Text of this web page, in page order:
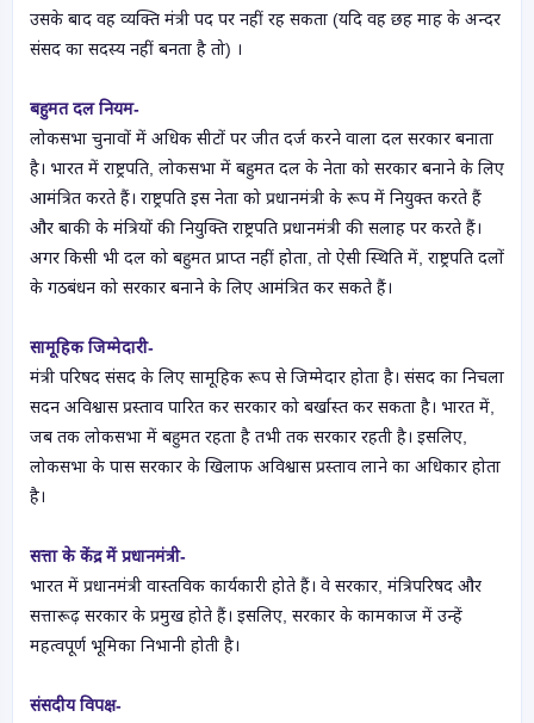
उसके बाद वह व्यक्ति मंत्री पद पर नहीं रह सकता (यदि वह छह माह के अन्दर
संसद का सदस्य नहीं बनता है तो) ।
बहुमत दल नियम-
लोकसभा चुनावों में अधिक सीटों पर जीत दर्ज करने वाला दल सरकार बनाता
है। भारत में राष्ट्रपति, लोकसभा में बहुमत दल के नेता को सरकार बनाने के लिए
आमंत्रित करते हैं। राष्ट्रपति इस नेता को प्रधानमंत्री के रूप में नियुक्त करते हैं
और बाकी के मंत्रियों की नियुक्ति राष्ट्रपति प्रधानमंत्री की सलाह पर करते हैं।
अगर किसी भी दल को बहुमत प्राप्त नहीं होता, तो ऐसी स्थिति में, राष्ट्रपति दलों
के गठबंधन को सरकार बनाने के लिए आमंत्रित कर सकते हैं।
सामूहिक जिम्मेदारी-
मंत्री परिषद संसद के लिए सामूहिक रूप से जिम्मेदार होता है। संसद का निचला
सदन अविश्वास प्रस्ताव पारित कर सरकार को बर्खास्त कर सकता है। भारत में,
जब तक लोकसभा में बहुमत रहता है तभी तक सरकार रहती है। इसलिए,
लोकसभा के पास सरकार के खिलाफ अविश्वास प्रस्ताव लाने का अधिकार होता
है।
सत्ता के केंद्र में प्रधानमंत्री-
भारत में प्रधानमंत्री वास्तविक कार्यकारी होते हैं। वे सरकार, मंत्रिपरिषद और
सत्तारूढ़ सरकार के प्रमुख होते हैं। इसलिए, सरकार के कामकाज में उन्हें
महत्वपूर्ण भूमिका निभानी होती है।
संसदीय विपक्ष-